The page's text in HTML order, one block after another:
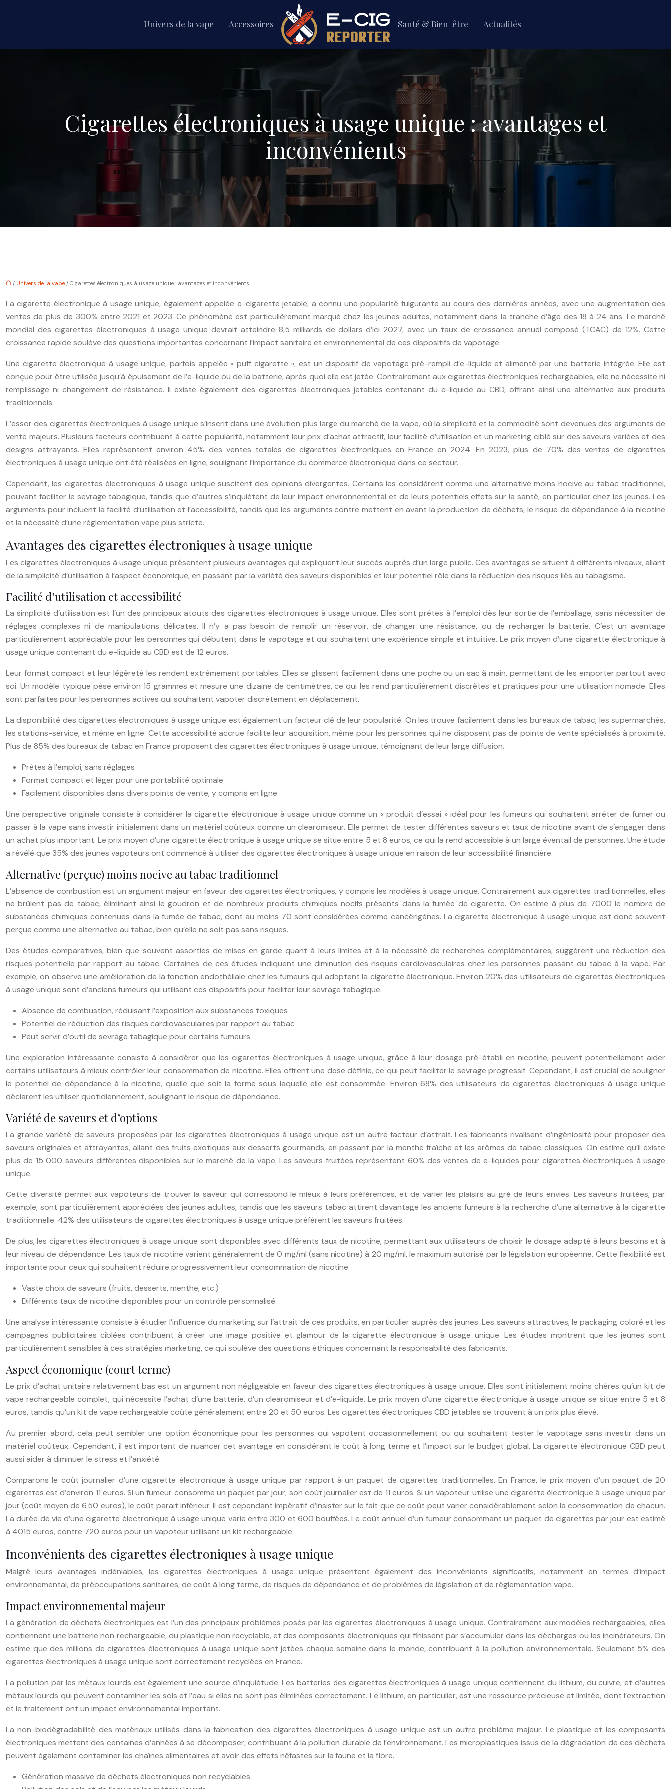
Accessoires
Univers de la vape Santé & Bien-être Actualités
Cigarettes électroniques à usage unique : avantages et
inconvénients
/ Univers de la vape / Cigarettes électroniques à usage unique : avantages et inconvénients
La cigarette électronique à usage unique, également appelée e-cigarette jetable, a connu une popularité fulgurante au cours des dernières années, avec une augmentation des
ventes de plus de 300% entre 2021 et 2023. Ce phénomène est particulièrement marqué chez les jeunes adultes, notamment dans la tranche d’âge des 18 à 24 ans. Le marché
mondial des cigarettes électroniques à usage unique devrait atteindre 8,5 milliards de dollars d’ici 2027, avec un taux de croissance annuel composé (TCAC) de 12%. Cette
croissance rapide soulève des questions importantes concernant l’impact sanitaire et environnemental de ces dispositifs de vapotage.
Une cigarette électronique à usage unique, parfois appelée « puff cigarette », est un dispositif de vapotage pré-rempli d’e-liquide et alimenté par une batterie intégrée. Elle est
conçue pour être utilisée jusqu’à épuisement de l’e-liquide ou de la batterie, après quoi elle est jetée. Contrairement aux cigarettes électroniques rechargeables, elle ne nécessite ni
remplissage ni changement de résistance. Il existe également des cigarettes électroniques jetables contenant du e-liquide au CBD, offrant ainsi une alternative aux produits
traditionnels.
L’essor des cigarettes électroniques à usage unique s’inscrit dans une évolution plus large du marché de la vape, où la simplicité et la commodité sont devenues des arguments de
vente majeurs. Plusieurs facteurs contribuent à cette popularité, notamment leur prix d’achat attractif, leur facilité d’utilisation et un marketing ciblé sur des saveurs variées et des
designs attrayants. Elles représentent environ 45% des ventes totales de cigarettes électroniques en France en 2024. En 2023, plus de 70% des ventes de cigarettes
électroniques à usage unique ont été réalisées en ligne, soulignant l’importance du commerce électronique dans ce secteur.
Cependant, les cigarettes électroniques à usage unique suscitent des opinions divergentes. Certains les considèrent comme une alternative moins nocive au tabac traditionnel,
pouvant faciliter le sevrage tabagique, tandis que d’autres s’inquiètent de leur impact environnemental et de leurs potentiels effets sur la santé, en particulier chez les jeunes. Les
arguments pour incluent la facilité d’utilisation et l’accessibilité, tandis que les arguments contre mettent en avant la production de déchets, le risque de dépendance à la nicotine
et la nécessité d’une réglementation vape plus stricte.
Avantages des cigarettes électroniques à usage unique
Les cigarettes électroniques à usage unique présentent plusieurs avantages qui expliquent leur succès auprès d’un large public. Ces avantages se situent à différents niveaux, allant
de la simplicité d’utilisation à l’aspect économique, en passant par la variété des saveurs disponibles et leur potentiel rôle dans la réduction des risques liés au tabagisme.
Facilité d’utilisation et accessibilité
La simplicité d’utilisation est l’un des principaux atouts des cigarettes électroniques à usage unique. Elles sont prêtes à l’emploi dès leur sortie de l’emballage, sans nécessiter de
réglages complexes ni de manipulations délicates. Il n’y a pas besoin de remplir un réservoir, de changer une résistance, ou de recharger la batterie. C’est un avantage
particulièrement appréciable pour les personnes qui débutent dans le vapotage et qui souhaitent une expérience simple et intuitive. Le prix moyen d’une cigarette électronique à
usage unique contenant du e-liquide au CBD est de 12 euros.
Leur format compact et leur légèreté les rendent extrêmement portables. Elles se glissent facilement dans une poche ou un sac à main, permettant de les emporter partout avec
soi. Un modèle typique pèse environ 15 grammes et mesure une dizaine de centimètres, ce qui les rend particulièrement discrètes et pratiques pour une utilisation nomade. Elles
sont parfaites pour les personnes actives qui souhaitent vapoter discrètement en déplacement.
La disponibilité des cigarettes électroniques à usage unique est également un facteur clé de leur popularité. On les trouve facilement dans les bureaux de tabac, les supermarchés,
les stations-service, et même en ligne. Cette accessibilité accrue facilite leur acquisition, même pour les personnes qui ne disposent pas de points de vente spécialisés à proximité.
Plus de 85% des bureaux de tabac en France proposent des cigarettes électroniques à usage unique, témoignant de leur large diffusion.
Prêtes à l’emploi, sans réglages
Format compact et léger pour une portabilité optimale
Facilement disponibles dans divers points de vente, y compris en ligne
Une perspective originale consiste à considérer la cigarette électronique à usage unique comme un « produit d’essai » idéal pour les fumeurs qui souhaitent arrêter de fumer ou
passer à la vape sans investir initialement dans un matériel coûteux comme un clearomiseur. Elle permet de tester différentes saveurs et taux de nicotine avant de s’engager dans
un achat plus important. Le prix moyen d’une cigarette électronique à usage unique se situe entre 5 et 8 euros, ce qui la rend accessible à un large éventail de personnes. Une étude
a révélé que 35% des jeunes vapoteurs ont commencé à utiliser des cigarettes électroniques à usage unique en raison de leur accessibilité financière.
Alternative (perçue) moins nocive au tabac traditionnel
L’absence de combustion est un argument majeur en faveur des cigarettes électroniques, y compris les modèles à usage unique. Contrairement aux cigarettes traditionnelles, elles
ne brûlent pas de tabac, éliminant ainsi le goudron et de nombreux produits chimiques nocifs présents dans la fumée de cigarette. On estime à plus de 7000 le nombre de
substances chimiques contenues dans la fumée de tabac, dont au moins 70 sont considérées comme cancérigènes. La cigarette électronique à usage unique est donc souvent
perçue comme une alternative au tabac, bien qu’elle ne soit pas sans risques.
Des études comparatives, bien que souvent assorties de mises en garde quant à leurs limites et à la nécessité de recherches complémentaires, suggèrent une réduction des
risques potentielle par rapport au tabac. Certaines de ces études indiquent une diminution des risques cardiovasculaires chez les personnes passant du tabac à la vape. Par
exemple, on observe une amélioration de la fonction endothéliale chez les fumeurs qui adoptent la cigarette électronique. Environ 20% des utilisateurs de cigarettes électroniques
à usage unique sont d’anciens fumeurs qui utilisent ces dispositifs pour faciliter leur sevrage tabagique.
Absence de combustion, réduisant l’exposition aux substances toxiques
Potentiel de réduction des risques cardiovasculaires par rapport au tabac
Peut servir d’outil de sevrage tabagique pour certains fumeurs
Une exploration intéressante consiste à considérer que les cigarettes électroniques à usage unique, grâce à leur dosage pré-établi en nicotine, peuvent potentiellement aider
certains utilisateurs à mieux contrôler leur consommation de nicotine. Elles offrent une dose définie, ce qui peut faciliter le sevrage progressif. Cependant, il est crucial de souligner
le potentiel de dépendance à la nicotine, quelle que soit la forme sous laquelle elle est consommée. Environ 68% des utilisateurs de cigarettes électroniques à usage unique
déclarent les utiliser quotidiennement, soulignant le risque de dépendance.
Variété de saveurs et d’options
La grande variété de saveurs proposées par les cigarettes électroniques à usage unique est un autre facteur d’attrait. Les fabricants rivalisent d’ingéniosité pour proposer des
saveurs originales et attrayantes, allant des fruits exotiques aux desserts gourmands, en passant par la menthe fraîche et les arômes de tabac classiques. On estime qu’il existe
plus de 15 000 saveurs différentes disponibles sur le marché de la vape. Les saveurs fruitées représentent 60% des ventes de e-liquides pour cigarettes électroniques à usage
unique.
Cette diversité permet aux vapoteurs de trouver la saveur qui correspond le mieux à leurs préférences, et de varier les plaisirs au gré de leurs envies. Les saveurs fruitées, par
exemple, sont particulièrement appréciées des jeunes adultes, tandis que les saveurs tabac attirent davantage les anciens fumeurs à la recherche d’une alternative à la cigarette
traditionnelle. 42% des utilisateurs de cigarettes électroniques à usage unique préfèrent les saveurs fruitées.
De plus, les cigarettes électroniques à usage unique sont disponibles avec différents taux de nicotine, permettant aux utilisateurs de choisir le dosage adapté à leurs besoins et à
leur niveau de dépendance. Les taux de nicotine varient généralement de 0 mg/ml (sans nicotine) à 20 mg/ml, le maximum autorisé par la législation européenne. Cette flexibilité est
importante pour ceux qui souhaitent réduire progressivement leur consommation de nicotine.
Vaste choix de saveurs (fruits, desserts, menthe, etc.)
Différents taux de nicotine disponibles pour un contrôle personnalisé
Une analyse intéressante consiste à étudier l’influence du marketing sur l’attrait de ces produits, en particulier auprès des jeunes. Les saveurs attractives, le packaging coloré et les
campagnes publicitaires ciblées contribuent à créer une image positive et glamour de la cigarette électronique à usage unique. Les études montrent que les jeunes sont
particulièrement sensibles à ces stratégies marketing, ce qui soulève des questions éthiques concernant la responsabilité des fabricants.
Aspect économique (court terme)
Le prix d’achat unitaire relativement bas est un argument non négligeable en faveur des cigarettes électroniques à usage unique. Elles sont initialement moins chères qu’un kit de
vape rechargeable complet, qui nécessite l’achat d’une batterie, d’un clearomiseur et d’e-liquide. Le prix moyen d’une cigarette électronique à usage unique se situe entre 5 et 8
euros, tandis qu’un kit de vape rechargeable coûte généralement entre 20 et 50 euros. Les cigarettes électroniques CBD jetables se trouvent à un prix plus élevé.
Au premier abord, cela peut sembler une option économique pour les personnes qui vapotent occasionnellement ou qui souhaitent tester le vapotage sans investir dans un
matériel coûteux. Cependant, il est important de nuancer cet avantage en considérant le coût à long terme et l’impact sur le budget global. La cigarette électronique CBD peut
aussi aider à diminuer le stress et l’anxiété.
Comparons le coût journalier d’une cigarette électronique à usage unique par rapport à un paquet de cigarettes traditionnelles. En France, le prix moyen d’un paquet de 20
cigarettes est d’environ 11 euros. Si un fumeur consomme un paquet par jour, son coût journalier est de 11 euros. Si un vapoteur utilise une cigarette électronique à usage unique par
jour (coût moyen de 6.50 euros), le coût parait inférieur. Il est cependant impératif d’insister sur le fait que ce coût peut varier considérablement selon la consommation de chacun.
La durée de vie d’une cigarette électronique à usage unique varie entre 300 et 600 bouffées. Le coût annuel d’un fumeur consommant un paquet de cigarettes par jour est estimé
à 4015 euros, contre 720 euros pour un vapoteur utilisant un kit rechargeable.
Inconvénients des cigarettes électroniques à usage unique
Malgré leurs avantages indéniables, les cigarettes électroniques à usage unique présentent également des inconvénients significatifs, notamment en termes d’impact
environnemental, de préoccupations sanitaires, de coût à long terme, de risques de dépendance et de problèmes de législation et de réglementation vape.
Impact environnemental majeur
La génération de déchets électroniques est l’un des principaux problèmes posés par les cigarettes électroniques à usage unique. Contrairement aux modèles rechargeables, elles
contiennent une batterie non rechargeable, du plastique non recyclable, et des composants électroniques qui finissent par s’accumuler dans les décharges ou les incinérateurs. On
estime que des millions de cigarettes électroniques à usage unique sont jetées chaque semaine dans le monde, contribuant à la pollution environnementale. Seulement 5% des
cigarettes électroniques à usage unique sont correctement recyclées en France.
La pollution par les métaux lourds est également une source d’inquiétude. Les batteries des cigarettes électroniques à usage unique contiennent du lithium, du cuivre, et d’autres
métaux lourds qui peuvent contaminer les sols et l’eau si elles ne sont pas éliminées correctement. Le lithium, en particulier, est une ressource précieuse et limitée, dont l’extraction
et le traitement ont un impact environnemental important.
La non-biodégradabilité des matériaux utilisés dans la fabrication des cigarettes électroniques à usage unique est un autre problème majeur. Le plastique et les composants
électroniques mettent des centaines d’années à se décomposer, contribuant à la pollution durable de l’environnement. Les microplastiques issus de la dégradation de ces déchets
peuvent également contaminer les chaînes alimentaires et avoir des effets néfastes sur la faune et la flore.
Génération massive de déchets électroniques non recyclables